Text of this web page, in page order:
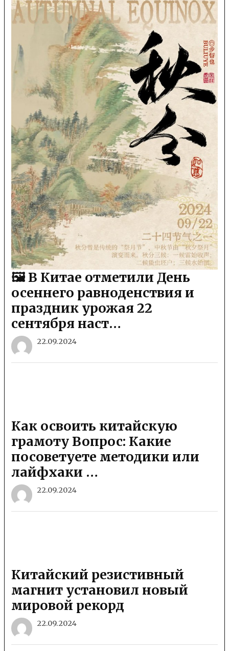
🖼 В Китае отметили День
осеннего равноденствия и
праздник урожая 22
сентября наст…
22.09.2024
​​Как освоить китайскую
грамоту Вопрос: Какие
посоветуете методики или
лайфхаки …
22.09.2024
Китайский резистивный
магнит установил новый
мировой рекорд
22.09.2024